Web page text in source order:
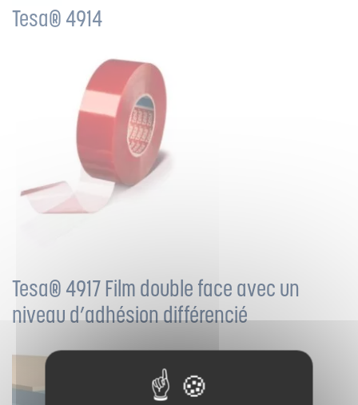
Tesa® 4914
Tesa® 4917 Film double face avec un
niveau d’adhésion différencié